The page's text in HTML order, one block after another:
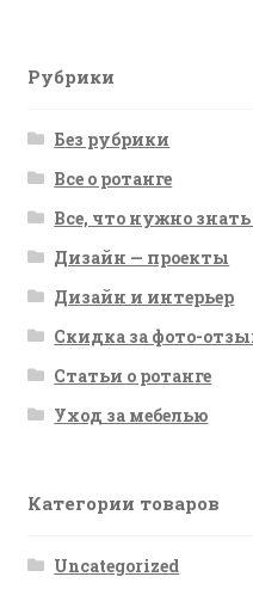
Рубрики
Без рубрики
Все о ротанге
Все, что нужно
Дизайн — проекты
Дизайн и интерьер
Скидка за фото-
Статьи о ротанге
Уход за мебелью
Категории товаров
Uncategorized